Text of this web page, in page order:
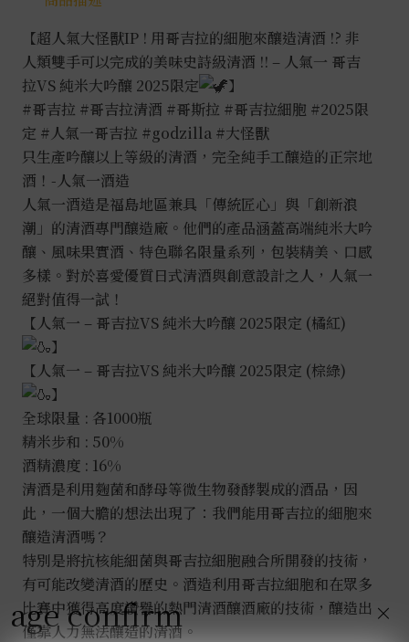
【超人氣大怪獸IP ! 用哥吉拉的細胞來釀造清酒 !? 非
人類雙手可以完成的美味史詩級清酒 !! – 人氣一 哥吉
拉VS 純米大吟釀 2025限定
】
#哥吉拉 #哥吉拉清酒 #哥斯拉 #哥吉拉細胞 #2025限
定 #人氣一哥吉拉 #godzilla #大怪獸
只生產吟釀以上等級的清酒，完全純手工釀造的正宗地
酒！-人氣一酒造
人氣一酒造是福島地區兼具「傳統匠心」與「創新浪
潮」的清酒專門釀造廠。他們的產品涵蓋高端純米大吟
釀、風味果實酒、特色聯名限量系列，包裝精美、口感
多樣。對於喜愛優質日式清酒與創意設計之人，人氣一
絕對值得一試！
【人氣一 – 哥吉拉VS 純米大吟釀 2025限定 (橘紅)
】
【人氣一 – 哥吉拉VS 純米大吟釀 2025限定 (棕綠)
】
全球限量 : 各1000瓶
精米步和 : 50%
酒精濃度 : 16%
清酒是利用麴菌和酵母等微生物發酵製成的酒品，因
此，一個大膽的想法出現了：我們能用哥吉拉的細胞來
釀造清酒嗎？
特別是將抗核能細菌與哥吉拉細胞融合所開發的技術，
有可能改變清酒的歷史。酒造利用哥吉拉細胞和在眾多
比賽中獲得高度讚譽的熱門清酒釀酒廠的技術，釀造出
僅靠人力無法釀造的清酒。
age confirm ×